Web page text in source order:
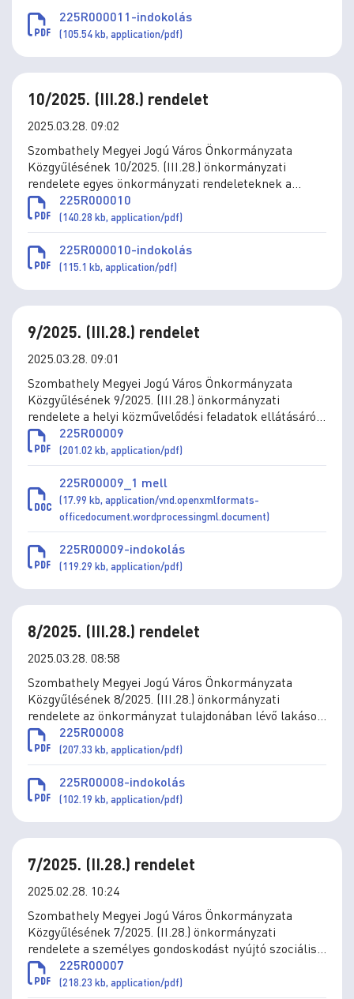
225R000011-indokolás
(105.54 kb, application/pdf)
10/2025. (III.28.) rendelet
2025.03.28. 09:02
Szombathely Megyei Jogú Város Önkormányzata
Közgyűlésének 10/2025. (III.28.) önkormányzati
rendelete egyes önkormányzati rendeleteknek a
Közterület-felügyelet átnevezésével összefüggő
módosításáról
225R000010
(140.28 kb, application/pdf)
225R000010-indokolás
(115.1 kb, application/pdf)
9/2025. (III.28.) rendelet
2025.03.28. 09:01
Szombathely Megyei Jogú Város Önkormányzata
Közgyűlésének 9/2025. (III.28.) önkormányzati
rendelete a helyi közművelődési feladatok ellátásáról
szóló 5/2020. (III.5.) önkormányzati rendelet
módosításáról
225R00009
(201.02 kb, application/pdf)
225R00009_1 mell
(17.99 kb, application/vnd.openxmlformats-
officedocument.wordprocessingml.document)
225R00009-indokolás
(119.29 kb, application/pdf)
8/2025. (III.28.) rendelet
2025.03.28. 08:58
Szombathely Megyei Jogú Város Önkormányzata
Közgyűlésének 8/2025. (III.28.) önkormányzati
rendelete az önkormányzat tulajdonában lévő lakások
elidegenítésének szabályairól
225R00008
(207.33 kb, application/pdf)
225R00008-indokolás
(102.19 kb, application/pdf)
7/2025. (II.28.) rendelet
2025.02.28. 10:24
Szombathely Megyei Jogú Város Önkormányzata
Közgyűlésének 7/2025. (II.28.) önkormányzati
rendelete a személyes gondoskodást nyújtó szociális
és gyermekjóléti ellátások térítési díjáról szóló
11/1993. (IV.1.) önkormányzati rendelet módosításáról
225R00007
(218.23 kb, application/pdf)